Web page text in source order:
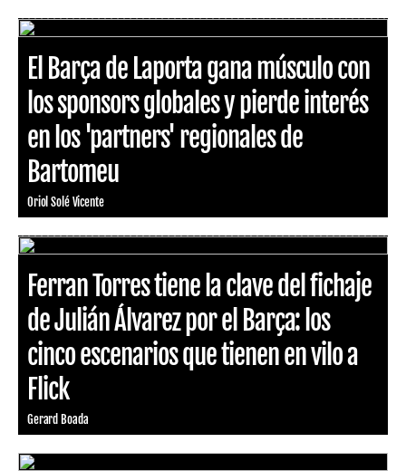
El Barça de Laporta gana músculo con
los sponsors globales y pierde interés
en los 'partners' regionales de
Bartomeu
Oriol Solé Vicente
Ferran Torres tiene la clave del fichaje
de Julián Álvarez por el Barça: los
cinco escenarios que tienen en vilo a
Flick
Gerard Boada